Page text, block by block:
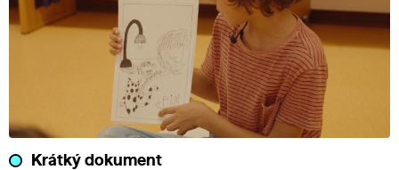
Krátký dokument